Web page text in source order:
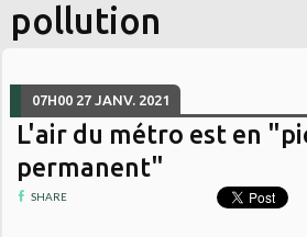
pollution
07H00 27 JANV. 2021
L'air du métro est en
permanent"
SHARE